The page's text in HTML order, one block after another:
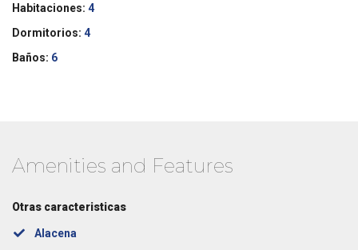
Habitaciones: 4
Dormitorios: 4
Baños: 6
Amenities and Features
Otras caracteristicas
Alacena